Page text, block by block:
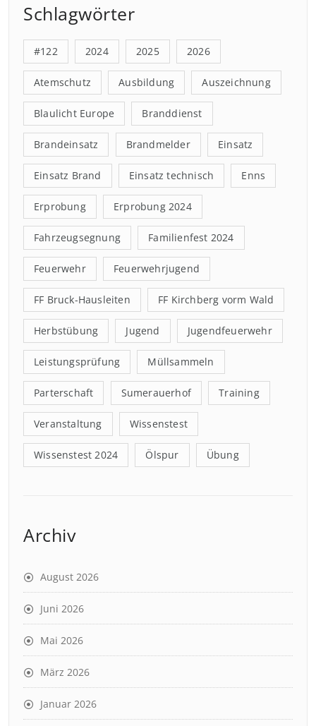
Schlagwörter
#122 2024 2025 2026
Atemschutz Ausbildung Auszeichnung
Blaulicht Europe Branddienst
Brandeinsatz Brandmelder Einsatz
Einsatz Brand Einsatz technisch Enns
Erprobung Erprobung 2024
Fahrzeugsegnung Familienfest 2024
Feuerwehr Feuerwehrjugend
FF Bruck-Hausleiten FF Kirchberg vorm Wald
Herbstübung Jugend Jugendfeuerwehr
Leistungsprüfung Müllsammeln
Parterschaft Sumerauerhof Training
Veranstaltung Wissenstest
Wissenstest 2024 Ölspur Übung
Archiv
August 2026
Juni 2026
Mai 2026
März 2026
Januar 2026